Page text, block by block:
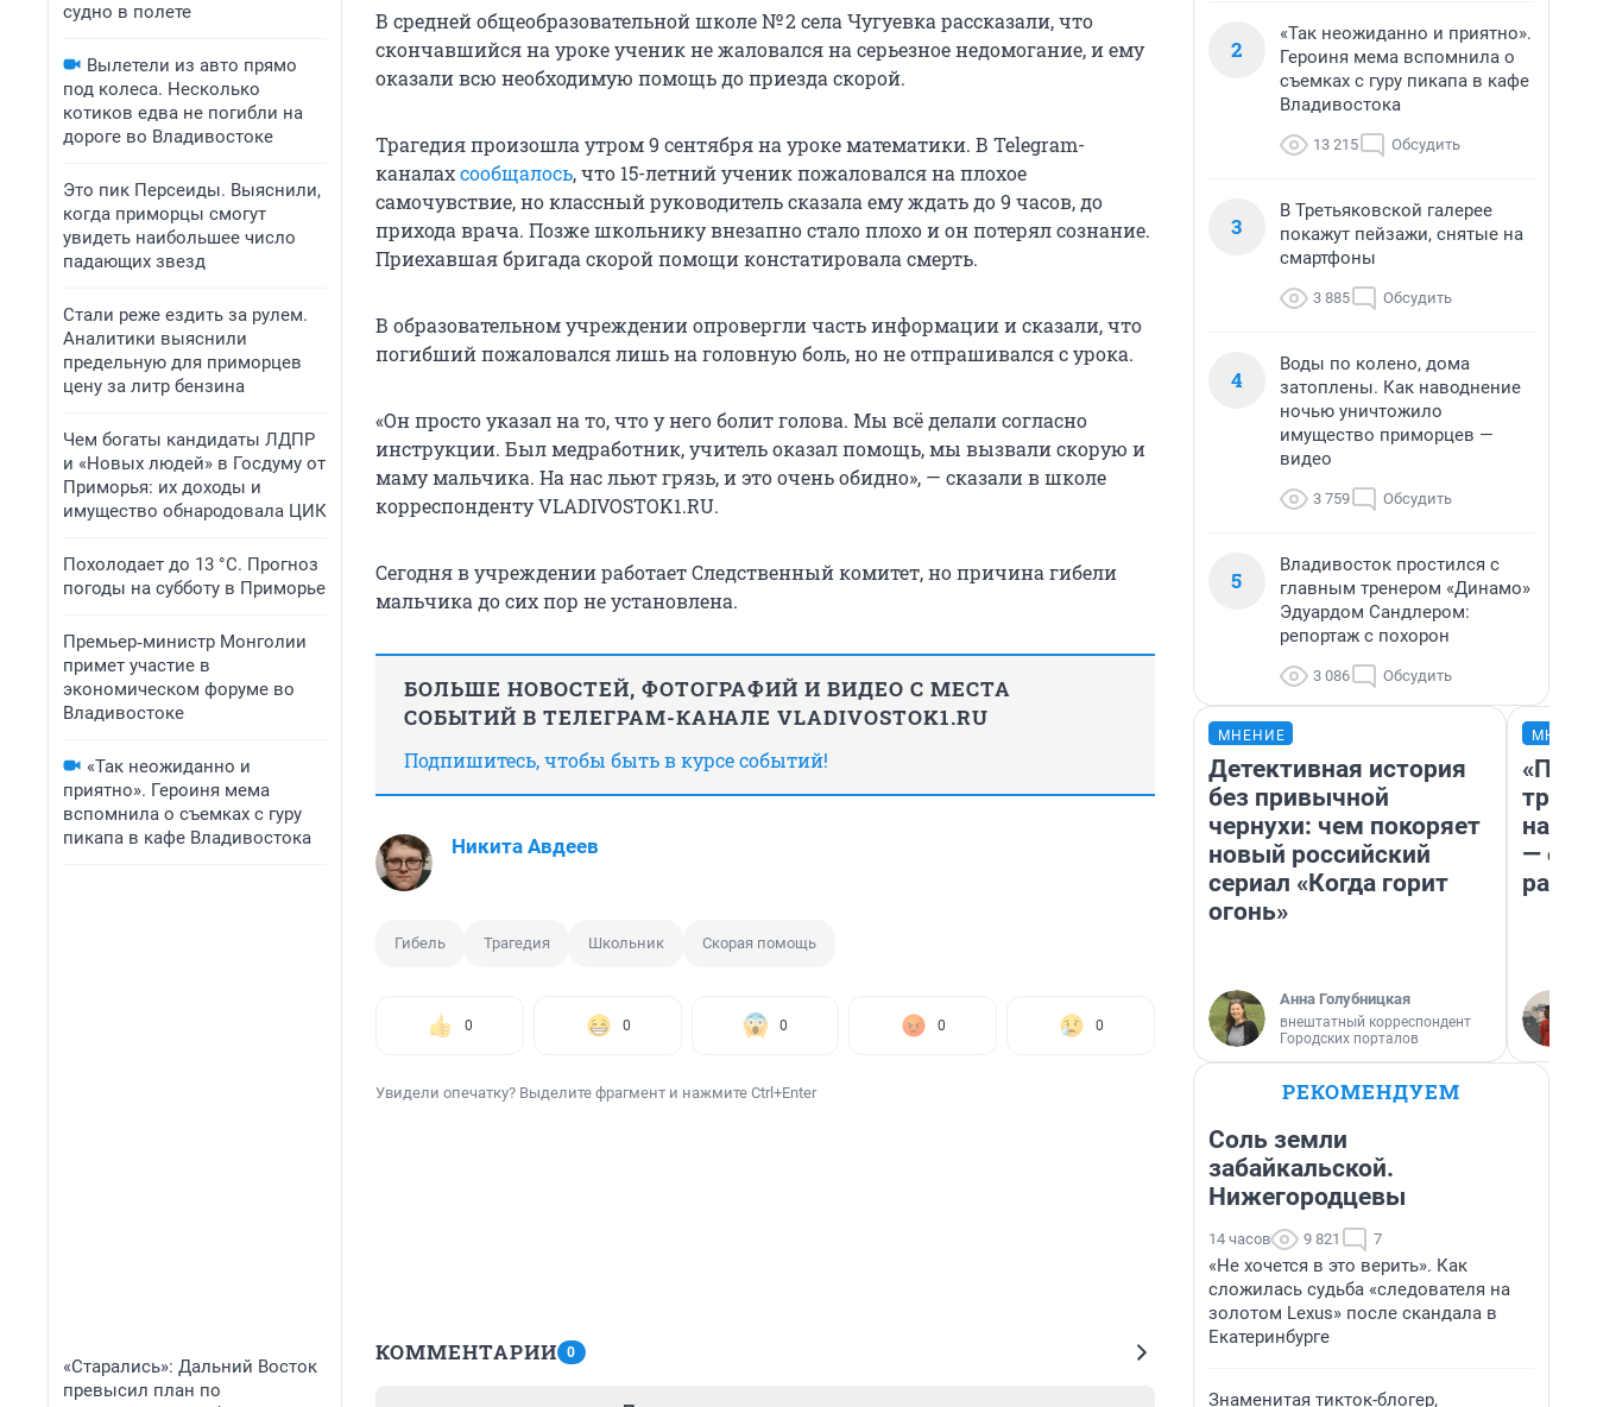
судно в полете
Вылетели из авто прямо
под колеса. Несколько
котиков едва не погибли на
дороге во Владивостоке
Это пик Персеиды. Выяснили,
когда приморцы смогут
увидеть наибольшее число
падающих звезд
Стали реже ездить за рулем.
Аналитики выяснили
предельную для приморцев
цену за литр бензина
Чем богаты кандидаты ЛДПР
и «Новых людей» в Госдуму от
Приморья: их доходы и
имущество обнародовала ЦИК
Похолодает до 13 °C. Прогноз
погоды на субботу в Приморье
Премьер‑министр Монголии
примет участие в
экономическом форуме во
Владивостоке
«Так неожиданно и
приятно». Героиня мема
вспомнила о съемках с гуру
пикапа в кафе Владивостока
«Старались»: Дальний Восток
превысил план по
В средней общеобразовательной школе № 2 села Чугуевка рассказали, что
скончавшийся на уроке ученик не жаловался на серьезное недомогание, и ему
оказали всю необходимую помощь до приезда скорой.
Трагедия произошла утром 9 сентября на уроке математики. В Telegram-
каналахсообщалось, что 15-летний ученик пожаловался на плохое
самочувствие, но классный руководитель сказала ему ждать до 9 часов, до
прихода врача. Позже школьнику внезапно стало плохо и он потерял сознание.
Приехавшая бригада скорой помощи констатировала смерть.
В образовательном учреждении опровергли часть информации и сказали, что
погибший пожаловался лишь на головную боль, но не отпрашивался с урока.
«Он просто указал на то, что у него болит голова. Мы всё делали согласно
инструкции. Был медработник, учитель оказал помощь, мы вызвали скорую и
маму мальчика. На нас льют грязь, и это очень обидно», — сказали в школе
корреспонденту VLADIVOSTOK1.RU.
Сегодня в учреждении работает Следственный комитет, но причина гибели
мальчика до сих пор не установлена.
БОЛЬШЕ НОВОСТЕЙ, ФОТОГРАФИЙ И ВИДЕО С МЕСТА
СОБЫТИЙ В ТЕЛЕГРАМ-КАНАЛЕ VLADIVOSTOK1.RU
Подпишитесь, чтобы быть в курсе событий!
Никита Авдеев
Гибель Трагедия Школьник Скорая помощь
0 0 0 0 0
Увидели опечатку? Выделите фрагмент и нажмите Ctrl+Enter
КОММЕНТАРИИ 0
2
«Так неожиданно и приятно».
Героиня мема вспомнила о
съемках с гуру пикапа в кафе
Владивостока
13 215 Обсудить
3
В Третьяковской галерее
покажут пейзажи, снятые на
смартфоны
3 885 Обсудить
4
Воды по колено, дома
затоплены. Как наводнение
ночью уничтожило
имущество приморцев —
видео
3 759 Обсудить
5
Владивосток простился с
главным тренером «Динамо»
Эдуардом Сандлером:
репортаж с похорон
3 086 Обсудить
МНЕНИЕ
Детективная история
без привычной
чернухи: чем покоряет
новый российский
сериал «Когда горит
огонь»
Анна Голубницкая
внештатный корреспондент
Городских порталов
на
— об
РЕКОМЕНДУЕМ
Соль земли
забайкальской.
Нижегородцевы
14 часов 9 821 7
«Не хочется в это верить». Как
сложилась судьба «следователя на
золотом Lexus» после скандала в
Екатеринбурге
Знаменитая тикток-блогер,